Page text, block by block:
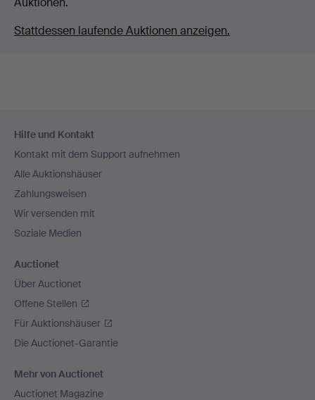
Stattdessen laufende Auktionen anzeigen.
Navigation
Hilfe und Kontakt
Kontakt mit dem Support aufnehmen
Alle Auktionshäuser
Zahlungsweisen
Wir versenden mit
Soziale Medien
Auctionet
Über Auctionet
Offene Stellen
Für Auktionshäuser
Die Auctionet-Garantie
Mehr von Auctionet
Auctionet Magazine